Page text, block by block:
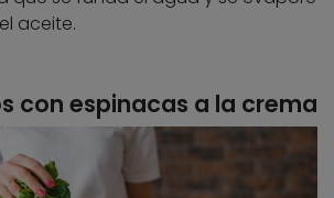
aceite.
con espinacas a la crema